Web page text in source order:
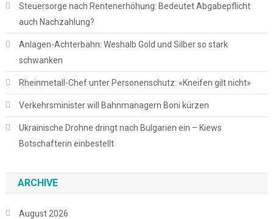
Steuersorge nach Rentenerhöhung: Bedeutet Abgabepflicht
auch Nachzahlung?
Anlagen-Achterbahn: Weshalb Gold und Silber so stark
schwanken
Rheinmetall-Chef unter Personenschutz: «Kneifen gilt nicht»
Verkehrsminister will Bahnmanagern Boni kürzen
Ukrainische Drohne dringt nach Bulgarien ein – Kiews
Botschafterin einbestellt
ARCHIVE
August 2026